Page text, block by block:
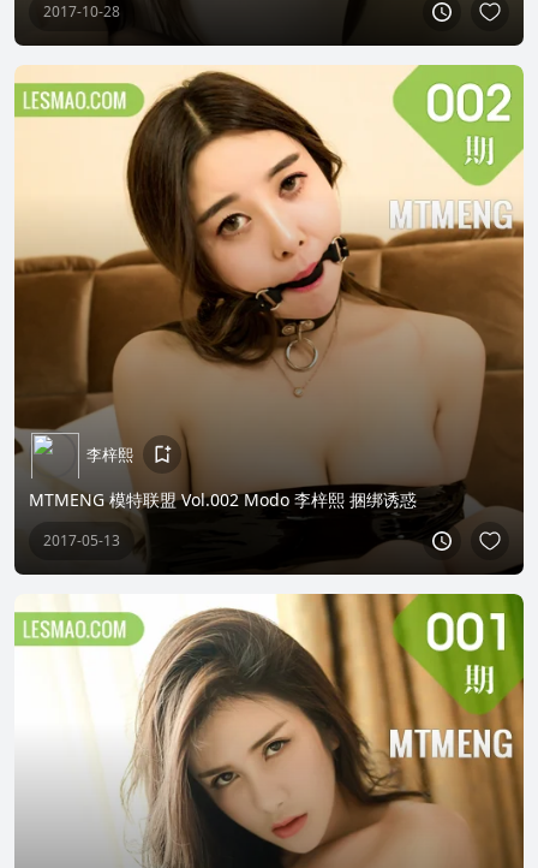
2017-10-28
李梓熙
MTMENG 模特联盟 Vol.002 Modo 李梓熙 捆绑诱惑
2017-05-13